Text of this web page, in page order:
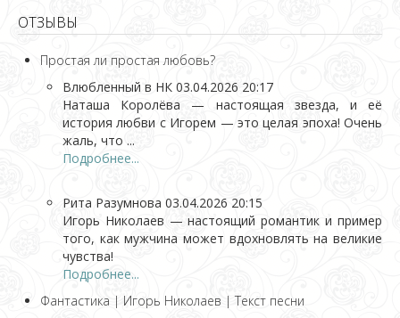
ОТЗЫВЫ
Простая ли простая любовь?
Влюбленный в НК 03.04.2026 20:17
Наташа Королёва — настоящая звезда, и её
история любви с Игорем — это целая эпоха! Очень
жаль, что ...
Подробнее...
Рита Разумнова 03.04.2026 20:15
Игорь Николаев — настоящий романтик и пример
того, как мужчина может вдохновлять на великие
чувства!
Подробнее...
Фантастика | Игорь Николаев | Текст песни